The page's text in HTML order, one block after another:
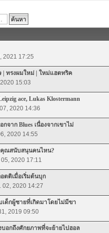
2021 17:25
| ทรงผมใหม่ | ใหม่แฮตทริค
15:03
ace, Lukas Klostermann
2020 14:36
จาก Blues เนื่องจากเขาไม่
2020 14:55
คุณสนับสนุนคนไหน?
2020 17:11
ตติเมื่อเริ่มต้นบุก
2020 14:27
เด็กผู้ชายที่เกิดมาโดยไม่มีขา
2019 09:50
บอกถึงศักยภาพที่จะย้ายไปฮอล